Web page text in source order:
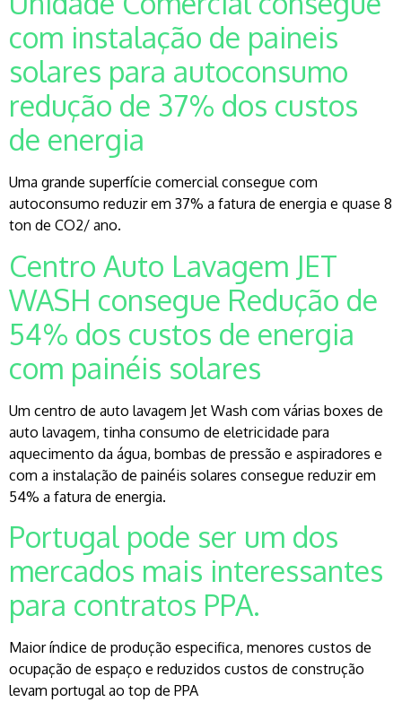
com instalação de paineis
solares para autoconsumo
redução de 37% dos custos
de energia
Uma grande superfície comercial consegue com
autoconsumo reduzir em 37% a fatura de energia e quase 8
ton de CO2/ ano.
Centro Auto Lavagem JET
WASH consegue Redução de
54% dos custos de energia
com painéis solares
Um centro de auto lavagem Jet Wash com várias boxes de
auto lavagem, tinha consumo de eletricidade para
aquecimento da água, bombas de pressão e aspiradores e
com a instalação de painéis solares consegue reduzir em
54% a fatura de energia.
Portugal pode ser um dos
mercados mais interessantes
para contratos PPA.
Maior índice de produção especifica, menores custos de
ocupação de espaço e reduzidos custos de construção
levam portugal ao top de PPA